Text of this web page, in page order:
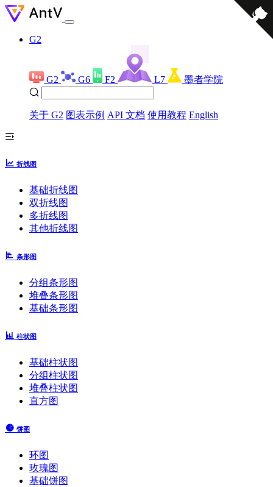
G2
G2 G6 F2 L7 墨者学院
关于 G2 图表示例 API 文档 使用教程 English
折线图
基础折线图
双折线图
多折线图
其他折线图
条形图
分组条形图
堆叠条形图
基础条形图
柱状图
基础柱状图
分组柱状图
堆叠柱状图
直方图
饼图
环图
玫瑰图
基础饼图